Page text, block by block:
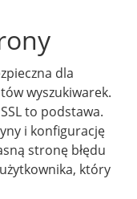
dla
wyszukiwarek.
to podstawa.
i konfigurację
stronę błędu
który